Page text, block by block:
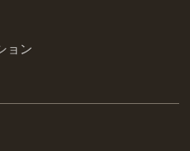
ョン